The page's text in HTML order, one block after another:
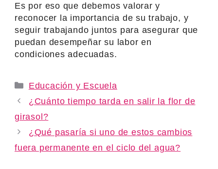
Es por eso que debemos valorar y
reconocer la importancia de su trabajo, y
seguir trabajando juntos para asegurar que
puedan desempeñar su labor en
condiciones adecuadas.
Categories
Educación y Escuela
¿Cuánto tiempo tarda en salir la flor de
girasol?
¿Qué pasaría si uno de estos cambios
fuera permanente en el ciclo del agua?